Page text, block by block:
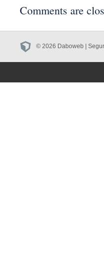
Comments are
© 2026 Daboweb |